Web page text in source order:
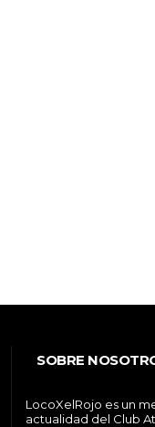
SOBRE
LocoXelRojo es un
actualidad del Club